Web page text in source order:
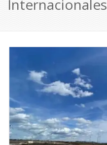
Internacionales